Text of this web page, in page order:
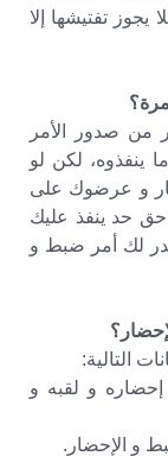
يجوز تفتيشها إلا
أكثر من مرة خلال 6 أشهر من صدور الأمر
ينفذوه، لكن لو
و عرضوك على
حق حد ينفذ عليك
صدر لك أمر ضبط و
التالية:
و لقبه و
و الإحضار.